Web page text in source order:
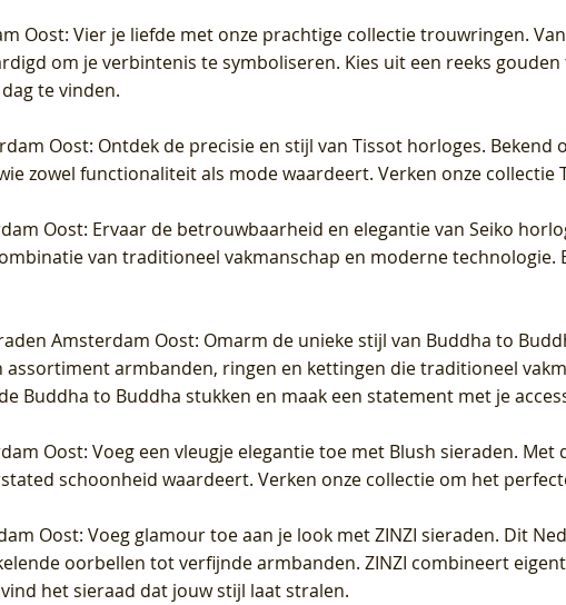
Oost: Vier je liefde met onze prachtige collectie trouwringen.
om je verbintenis te symboliseren. Kies uit een reeks
te vinden.
Oost: Ontdek de precisie en stijl van Tissot horloges.
zowel functionaliteit als mode waardeert. Verken onze
Oost: Ervaar de betrouwbaarheid en elegantie van Seiko
van traditioneel vakmanschap en moderne technologie.
Amsterdam Oost: Omarm de unieke stijl van Buddha to
assortiment armbanden, ringen en kettingen die traditioneel
Buddha to Buddha stukken en maak een statement met je
Oost: Voeg een vleugje elegantie toe met Blush sieraden.
schoonheid waardeert. Verken onze collectie om het
Oost: Voeg glamour toe aan je look met ZINZI sieraden. Dit
oorbellen tot verfijnde armbanden. ZINZI combineert
het sieraad dat jouw stijl laat stralen.